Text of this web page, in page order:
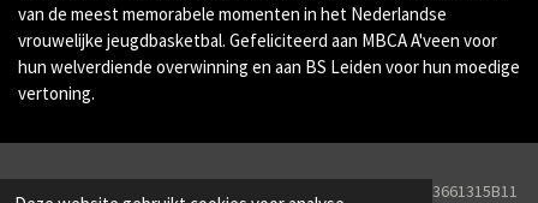
van de meest memorabele momenten in het Nederlandse
vrouwelijke jeugdbasketbal. Gefeliciteerd aan MBCA A'veen voor
hun welverdiende overwinning en aan BS Leiden voor hun moedige
vertoning.
© 2026 Line Drive Captures KVK Nr. 82251657BTW Nr. NL003661315B11